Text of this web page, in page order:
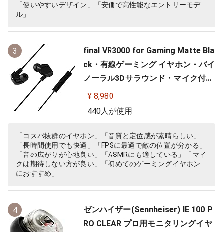
「使いやすいデザイン」「安価で高性能なエントリーモデ
ル」
3
final VR3000 for Gaming Matte Bla
ck・有線ゲーミング イヤホン・バイ
ノーラル3Dサラウンド・マイク付き
【ゲーム/VR/バイノーラル/ASMR /
360オーディオ推奨】
¥ 8,980
440人が使用
「コスパ抜群のイヤホン」「音質と定位感が素晴らしい」
「長時間使用でも快適」「FPSに最適で敵の位置が分かる」
「音の広がりが心地良い」「ASMRにも適している」「マイ
クは期待しない方が良い」「初めてのゲーミングイヤホン
におすすめ」
4
ゼンハイザー(Sennheiser) IE 100 P
RO CLEAR プロ用モニタリングイヤ